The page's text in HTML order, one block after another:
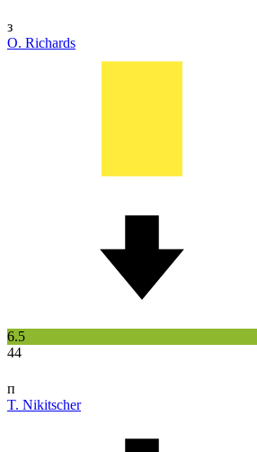
з
O. Richards
6.5
44
п
T. Nikitscher